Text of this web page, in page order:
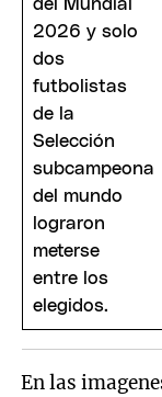
En las